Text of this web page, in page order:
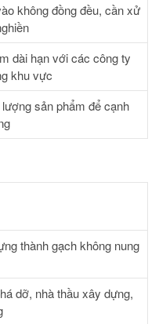
không đồng đều, cần xử
dài hạn với các công ty
khu vực
sản phẩm để cạnh
thành gạch không nung
dỡ, nhà thầu xây dựng,